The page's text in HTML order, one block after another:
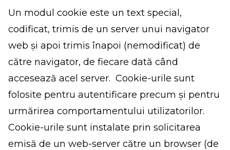
Un modul cookie este un text special,
codificat, trimis de un server unui navigator
web și apoi trimis înapoi (nemodificat) de
către navigator, de fiecare dată când
accesează acel server. Cookie-urile sunt
folosite pentru autentificare precum și pentru
urmărirea comportamentului utilizatorilor.
Cookie-urile sunt instalate prin solicitarea
emisă de un web-server către un browser (de